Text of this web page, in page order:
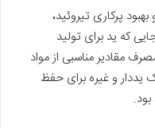
پرکاری تیروئید،
که ید برای تولید
مقادیر مناسبی از مواد
یددار و غیره برای حفظ